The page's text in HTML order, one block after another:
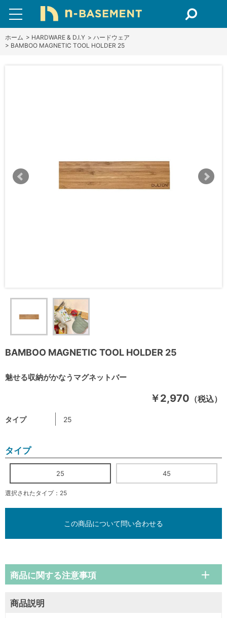
ホーム > HARDWARE & D.I.Y > ハードウェア
> BAMBOO MAGNETIC TOOL HOLDER 25
BAMBOO MAGNETIC TOOL HOLDER 25
魅せる収納がかなうマグネットバー
￥2,970 （税込）
タイプ 25
タイプ
25 45
選択されたタイプ：25
この商品について問い合わせる
商品説明
商品に関する注意事項